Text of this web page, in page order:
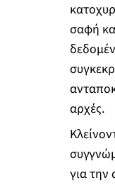
σαφή
αρχές.
για